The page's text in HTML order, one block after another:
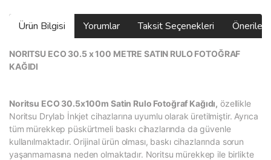
Ürün Bilgisi Yorumlar Taksit Seçenekleri
NORITSU ECO 30.5 x 100 METRE SATIN RULO FOTOĞRAF
KAĞIDI
Noritsu ECO 30.5x100m Satin Rulo Fotoğraf Kağıdı, özellikle
Noritsu Drylab İnkjet cihazlarına uyumlu olarak üretilmiştir. Ayrıca
tüm mürekkep püskürtmeli baskı cihazlarında da güvenle
kullanılmaktadır. Orijinal ürün olması, baskı cihazlarında sorun
yaşanmamasına neden olmaktadır. Noritsu mürekkep ile birlikte